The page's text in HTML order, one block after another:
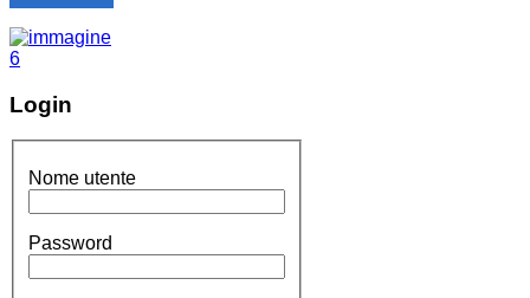
Login
Nome utente
Password